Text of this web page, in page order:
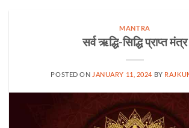
MANTRA
सर्व ऋद्धि-सिद्धि प्राप्त मंत्र
POSTED ON JANUARY 11, 2024 BY